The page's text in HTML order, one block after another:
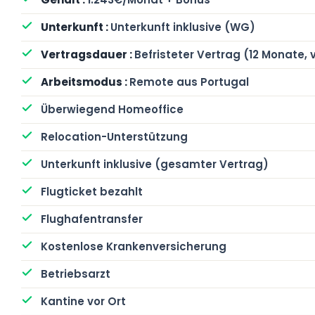
Unterkunft inklusive (WG)
Befristeter Vertrag (12 Monate,
Remote aus Portugal
Überwiegend Homeoffice
Relocation-Unterstützung
Unterkunft inklusive (gesamter Vertrag)
Flugticket bezahlt
Flughafentransfer
Kostenlose Krankenversicherung
Betriebsarzt
Kantine vor Ort